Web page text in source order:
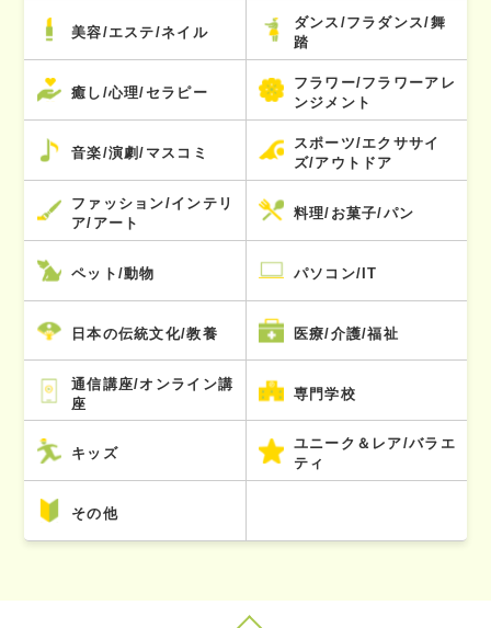
美容/エステ/ネイル
ダンス/フラダンス/舞
踏
癒し/心理/セラピー
フラワー/フラワーアレ
ンジメント
音楽/演劇/マスコミ
スポーツ/エクササイ
ズ/アウトドア
ファッション/インテリ
ア/アート
料理/お菓子/パン
ペット/動物 パソコン/IT
日本の伝統文化/教養 医療/介護/福祉
通信講座/オンライン講
座
専門学校
キッズ
ユニーク＆レア/バラエ
ティ
その他